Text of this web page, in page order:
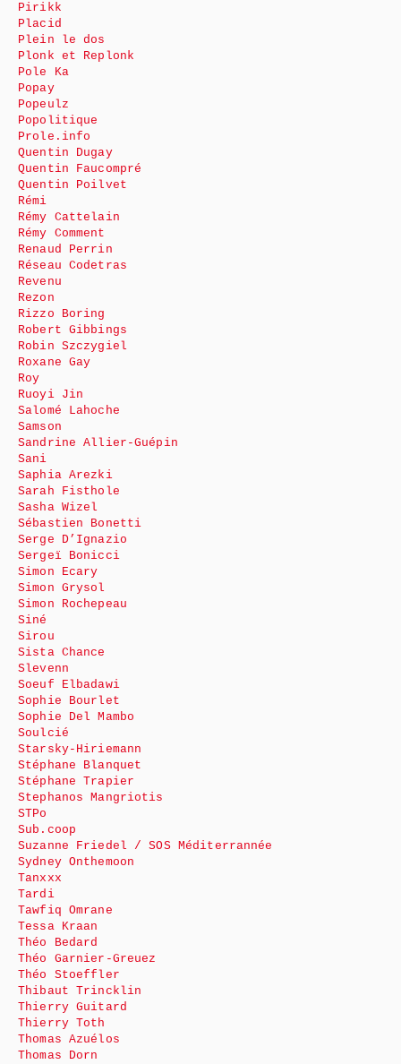
Pirikk
Placid
Plein le dos
Plonk et Replonk
Pole Ka
Popay
Popeulz
Popolitique
Prole.info
Quentin Dugay
Quentin Faucompré
Quentin Poilvet
Rémi
Rémy Cattelain
Rémy Comment
Renaud Perrin
Réseau Codetras
Revenu
Rezon
Rizzo Boring
Robert Gibbings
Robin Szczygiel
Roxane Gay
Roy
Ruoyi Jin
Salomé Lahoche
Samson
Sandrine Allier-Guépin
Sani
Saphia Arezki
Sarah Fisthole
Sasha Wizel
Sébastien Bonetti
Serge D’Ignazio
Sergeï Bonicci
Simon Ecary
Simon Grysol
Simon Rochepeau
Siné
Sirou
Sista Chance
Slevenn
Soeuf Elbadawi
Sophie Bourlet
Sophie Del Mambo
Soulcié
Starsky-Hiriemann
Stéphane Blanquet
Stéphane Trapier
Stephanos Mangriotis
STPo
Sub.coop
Suzanne Friedel / SOS Méditerrannée
Sydney Onthemoon
Tanxxx
Tardi
Tawfiq Omrane
Tessa Kraan
Théo Bedard
Théo Garnier-Greuez
Théo Stoeffler
Thibaut Trincklin
Thierry Guitard
Thierry Toth
Thomas Azuélos
Thomas Dorn